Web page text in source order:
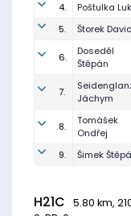
4. Poštulka
5.
Štorek David
6.
Doseděl
Štěpán
7.
Jáchym
8.
Tomášek
Ondřej
9. Šimek
H21C 5.80 km,